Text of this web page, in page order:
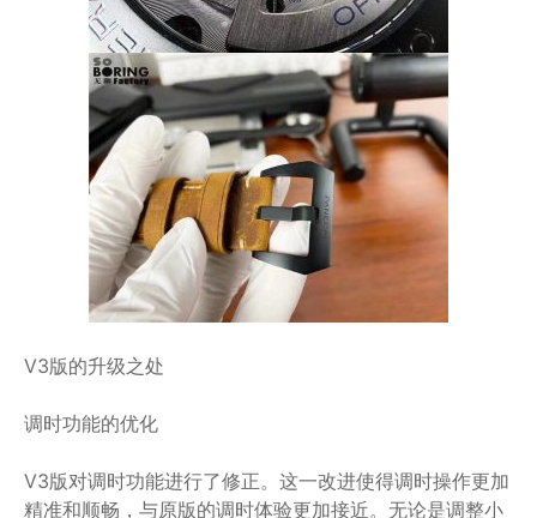
V3版的升级之处
调时功能的优化
V3版对调时功能进行了修正。这一改进使得调时操作更加
精准和顺畅，与原版的调时体验更加接近。无论是调整小